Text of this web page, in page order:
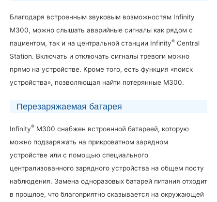
Благодаря встроенным звуковым возможностям Infinity
M300, можно слышать аварийные сигналы как рядом с
пациентом, так и на центральной станции Infinity® Central
Station. Включать и отключать сигналы тревоги можно
прямо на устройстве. Кроме того, есть функция «поиск
устройства», позволяющая найти потерянные M300.
Перезаряжаемая батарея
Infinity® M300 снабжен встроенной батареей, которую
можно подзаряжать на прикроватном зарядном
устройстве или с помощью специального
централизованного зарядного устройства на общем посту
наблюдения. Замена одноразовых батарей питания отходит
в прошлое, что благоприятно сказывается на окружающей